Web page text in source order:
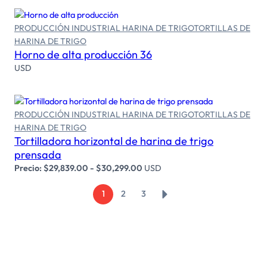
PRODUCCIÓN INDUSTRIAL HARINA DE TRIGOTORTILLAS DE
HARINA DE TRIGO
Horno de alta producción 36
USD
PRODUCCIÓN INDUSTRIAL HARINA DE TRIGOTORTILLAS DE
HARINA DE TRIGO
Tortilladora horizontal de harina de trigo
prensada
Precio:$29,839.00 - $30,299.00 USD
1 2 3